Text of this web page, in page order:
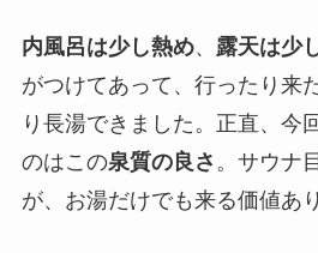
内風呂は少し熱め、 露天は少
がつけてあって、行ったり来
り長湯できました。正直、今
のはこの泉質の良さ 。サウナ
が、お湯だけでも来る価値あ